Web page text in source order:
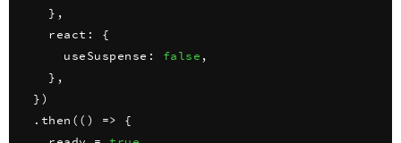
} ,
react :
{
useSuspense : false ,
} ,
})
. then ( ( ) =>
{